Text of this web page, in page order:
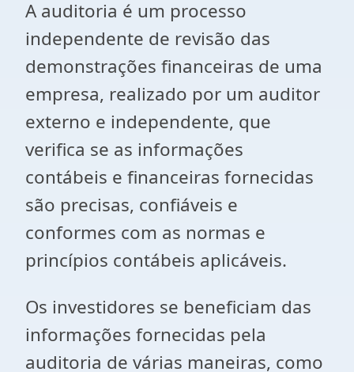
A auditoria é um processo
independente de revisão das
demonstrações financeiras de uma
empresa, realizado por um auditor
externo e independente, que
verifica se as informações
contábeis e financeiras fornecidas
são precisas, confiáveis e
conformes com as normas e
princípios contábeis aplicáveis.
Os investidores se beneficiam das
informações fornecidas pela
auditoria de várias maneiras, como